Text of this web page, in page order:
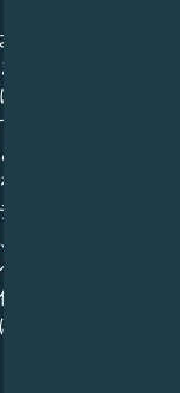
ば気づきと調
す。直感に耳を
湧くアイデアや
。111は本質的
顕現の条件が
示します。111
ュアルな目覚め
高次の自己と調
の実現に含まれ
じられないほど
ど興奮していま